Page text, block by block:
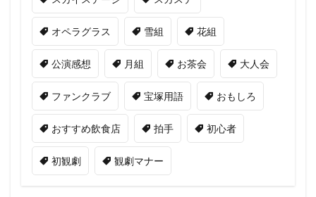
オペラグラス 雪組 花組
公演感想 月組 お茶会 大人会
ファンクラブ 宝塚用語 おもしろ
おすすめ飲食店 拍手 初心者
初観劇 観劇マナー